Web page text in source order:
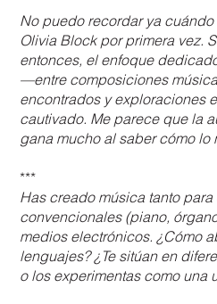
No puedo recordar ya
Olivia Block por primera vez.
entonces, el enfoque
—entre composiciones
encontrados y exploraciones
cautivado. Me parece que la
gana mucho al saber cómo lo
***
Has creado música tanto
convencionales (piano,
medios electrónicos. ¿Cómo
lenguajes? ¿Te sitúan en
o los experimentas como una